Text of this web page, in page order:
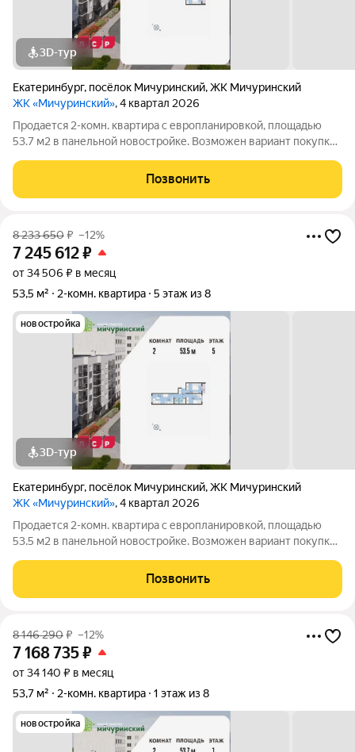
3D-тур
Екатеринбург, посёлок Мичуринский,ЖК Мичуринский
ЖК «Мичуринский», 4 квартал 2026
Продается 2-комн. квартира с европланировкой, площадью
53.7 м2 в панельной новостройке. Возможен вариант покупки
кухня 5.1 м2, отделка под ключ, лоджий - 1. Квартира
располагается на 4 этаже
Позвонить
8 233 650₽ –12%
7 245 612₽
от 34 506 ₽ в месяц
53,5 м²
2-комн. квартира 5 этаж из 8
новостройка
3D-тур
Екатеринбург, посёлок Мичуринский,ЖК Мичуринский
ЖК «Мичуринский», 4 квартал 2026
Продается 2-комн. квартира с европланировкой, площадью
53.5 м2 в панельной новостройке. Возможен вариант покупки
кухня 5.1 м2, отделка под ключ, лоджий - 1. Квартира
располагается на 5 этаже
Позвонить
8 146 290₽ –12%
7 168 735₽
от 34 140 ₽ в месяц
53,7 м²
2-комн. квартира 1 этаж из 8
новостройка